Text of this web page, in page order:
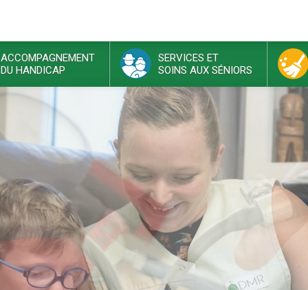
ACCOMPAGNEMENT
DU HANDICAP
SERVICES ET
SOINS AUX SÉNIORS